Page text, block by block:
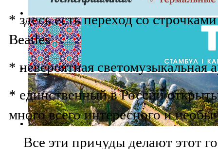
* здесь есть переход со
Beatles
* невероятная светомузыкальная
* единственный в России
много всего интересного и
Все эти причуды делают этот